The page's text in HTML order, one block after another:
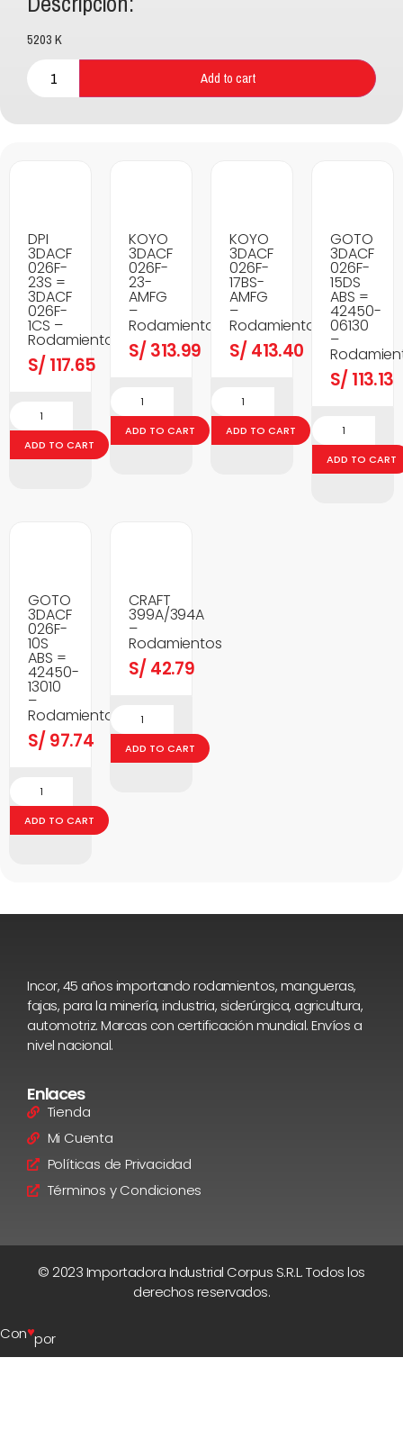
5203 K
Add to cart
DPI
3DACF
026F-
23S =
3DACF
026F-
1CS –
Rodamientos
S/ 117.65
ADD TO CART
KOYO
3DACF
026F-
23-
AMFG
–
Rodamientos
S/ 313.99
ADD TO CART
KOYO
3DACF
026F-
17BS-
AMFG
–
Rodamientos
S/ 413.40
ADD TO CART
GOTO
3DACF
026F-
15DS
ABS =
42450-
06130
–
S/ 113.13
ADD TO CART
GOTO
3DACF
026F-
10S
ABS =
42450-
13010
–
Rodamientos
S/ 97.74
ADD TO CART
CRAFT
399A/394A
–
Rodamientos
S/ 42.79
ADD TO CART
Incor, 45 años importando rodamientos, mangueras,
fajas, para la minería, industria, siderúrgica, agricultura,
automotriz. Marcas con certificación mundial. Envíos a
nivel nacional.
Enlaces
Tienda
Mi Cuenta
Políticas de Privacidad
Términos y Condiciones
© 2023 Importadora Industrial Corpus S.R.L. Todos los
derechos reservados.
Con♥por